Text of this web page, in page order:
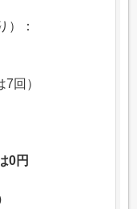
）：
回）
0円